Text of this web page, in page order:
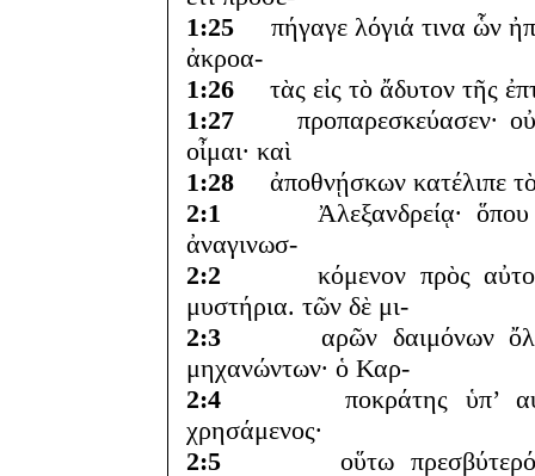
1:25 πήγαγε λόγιά τινα ὧν
ἀκροα-
1:26 τὰς εἰς τὸ ἄδυτον τῆς
1:27 προπαρεσκεύασεν· οὐ
οἶμαι· καὶ
1:28 ἀποθνῄσκων κατέλιπε
2:1
Ἀλεξανδρείᾳ· ὅπου
ἀναγινωσ-
2:2 κόμενον πρὸς αὐτοὺς
μυστήρια. τῶν δὲ μι-
2:3 αρῶν δαιμόνων
μηχανώντων· ὁ Καρ-
2:4 ποκράτης ὑπ’ αὐτῶν
χρησάμενος·
2:5 οὕτω πρεσβύτερόν